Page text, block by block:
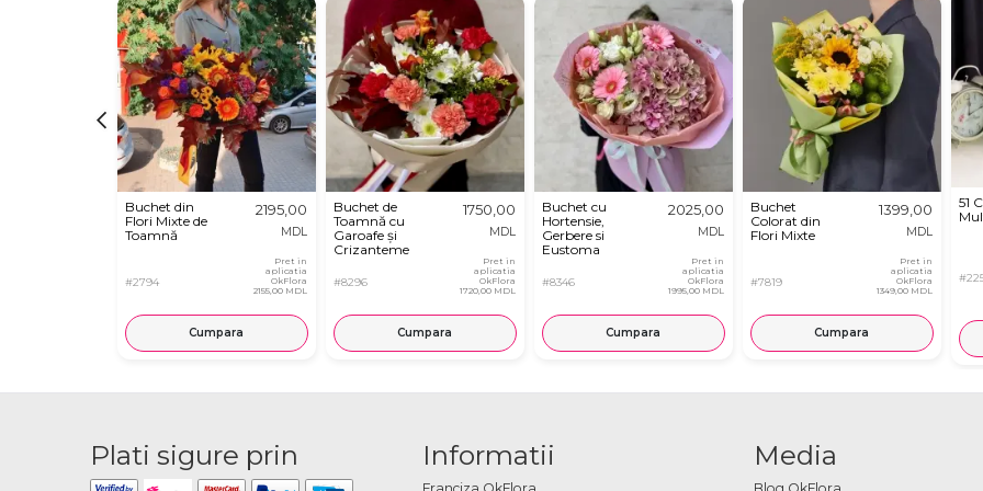
Buchet din
Flori Mixte de
Toamnă
#2794
2195,00
MDL
Pret in
aplicatia
OkFlora
2155,00 MDL
Cumpara
Buchet de
Toamnă cu
Garoafe și
Crizanteme
#8296
1750,00
MDL
Pret in
aplicatia
OkFlora
1720,00 MDL
Cumpara
Buchet cu
Hortensie,
Gerbere si
Eustoma
#8346
2025,00
MDL
Pret in
aplicatia
OkFlora
1995,00 MDL
Cumpara
Buchet
Colorat din
Flori Mixte
#7819
1399,00
MDL
Pret in
aplicatia
OkFlora
1349,00 MDL
Cumpara
51
Plati sigure prin Informatii Media